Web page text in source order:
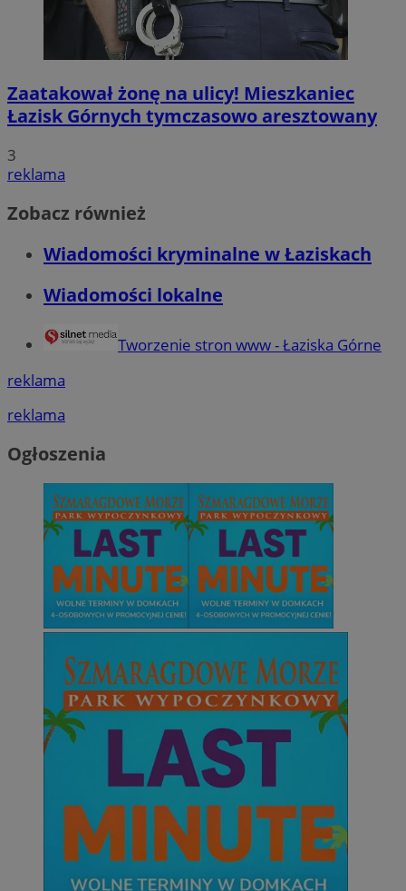
Zaatakował żonę na ulicy! Mieszkaniec
Łazisk Górnych tymczasowo aresztowany
3
reklama
Zobacz również
Wiadomości kryminalne w Łaziskach
Wiadomości lokalne
Tworzenie stron www - Łaziska Górne
reklama
reklama
Ogłoszenia